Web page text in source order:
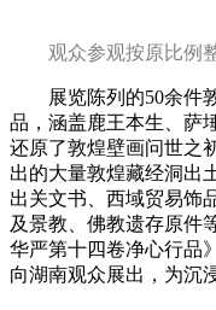
观众参观按原比例
展览陈列的50余件
品，涵盖鹿王本生、萨
还原了敦煌壁画问世之
出的大量敦煌藏经洞出
出关文书、西域贸易饰
及景教、佛教遗存原件
华严第十四卷净心行品
向湖南观众展出，为沉